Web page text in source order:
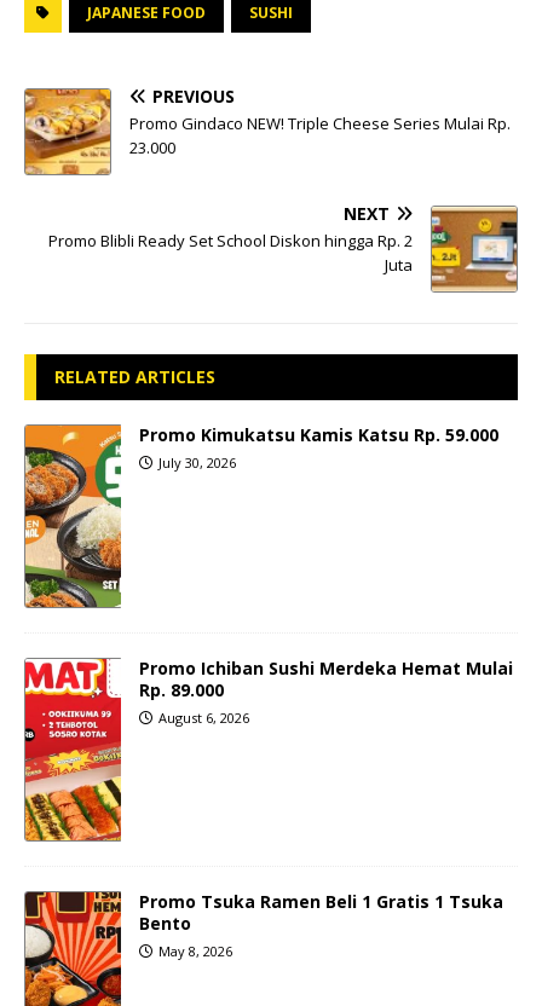
JAPANESE FOOD SUSHI
PREVIOUS
Promo Gindaco NEW! Triple Cheese Series Mulai Rp.
23.000
NEXT
Promo Blibli Ready Set School Diskon hingga Rp. 2
Juta
RELATED ARTICLES
Promo Kimukatsu Kamis Katsu Rp. 59.000
July 30, 2026
Promo Ichiban Sushi Merdeka Hemat Mulai
Rp. 89.000
August 6, 2026
Promo Tsuka Ramen Beli 1 Gratis 1 Tsuka
Bento
May 8, 2026